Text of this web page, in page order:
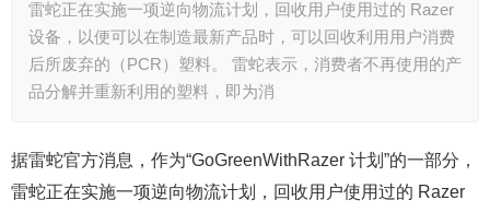
雷蛇正在实施一项逆向物流计划，回收用户使用过的 Razer
设备，以便可以在制造最新产品时，可以回收利用用户消费
后所废弃的（PCR）塑料。 雷蛇表示，消费者不再使用的产
品分解并重新利用的塑料，即为消
据雷蛇官方消息，作为“GoGreenWithRazer 计划”的一部分，
雷蛇正在实施一项逆向物流计划，回收用户使用过的 Razer